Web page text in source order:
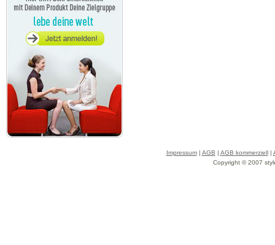
Impressum| AGB | AGB kommerziell|
Copyright © 2007